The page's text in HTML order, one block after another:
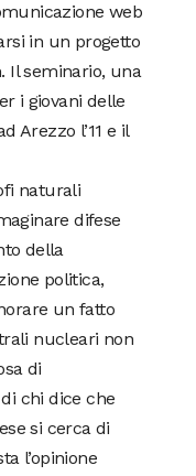
web
in un progetto
Il seminario, una
i giovani delle
Arezzo l’11 e il
naturali
difese
della
politica,
un fatto
nucleari non
di
chi dice che
si cerca di
l’opinione